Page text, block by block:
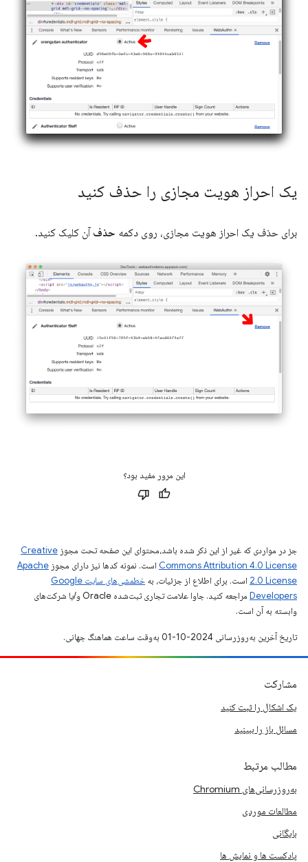
یک احراز هویت مجازی را حذف کنید
برای حذف یک احراز هویت مجازی، روی دکمه حذف آن کلیک کنید.
این مرور مفید بود؟
جز در مواردی که غیر از این ذکر شده باشد،‌محتوای این صفحه تحت مجوز Creative
Commons Attribution 4.0 License است. نمونه کدها نیز دارای مجوز Apache
2.0 License است. برای اطلاع از جزئیات، به
خطمشی‌های سایت Google
Developers‏
مراجعه کنید. جاوا علامت تجاری ثبت‌شده Oracle و/یا شرکت‌های
وابسته به آن است.
تاریخ آخرین به‌روزرسانی 2024-10-01 به‌وقت ساعت هماهنگ جهانی.
مشارکت
یک اشکال را ثبت کنید
مسائل باز را ببینید
مطالب مرتبط
به‌روزرسانی‌های Chromium
مطالعات موردی
بایگانی
پادکست ها و نمایش ها